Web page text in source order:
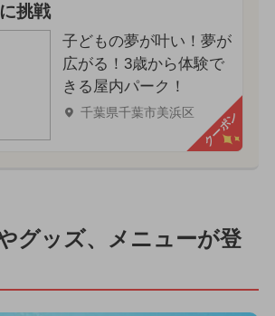
挑戦
子どもの夢が叶い！夢が
広がる！3歳から体験で
きる屋内パーク！
千葉県千葉市美浜区 クーポン
グッズ、メニューが登